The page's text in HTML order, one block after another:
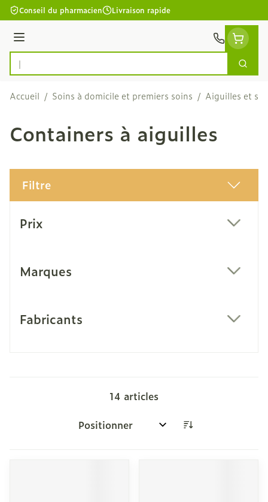
Aller au contenu
Conseil du pharmacien Livraison rapide
Menu
Rechercher
Accueil / Soins à domicile et premiers soins / Aiguilles et
Containers à aiguilles
Filtre
Prix
Marques
Fabricants
14 articles
Trier par: